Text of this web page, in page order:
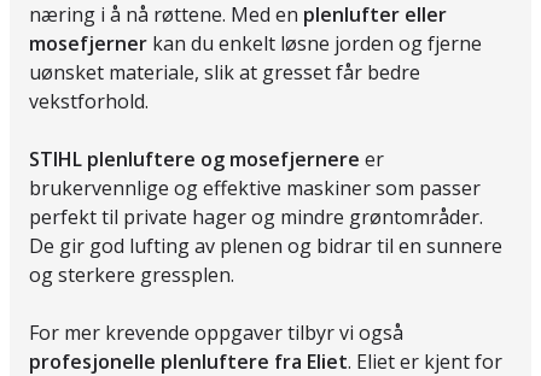
næring i å nå røttene. Med en plenlufter eller
mosefjerner kan du enkelt løsne jorden og fjerne
uønsket materiale, slik at gresset får bedre
vekstforhold.
STIHL plenluftere og mosefjernere er
brukervennlige og effektive maskiner som passer
perfekt til private hager og mindre grøntområder.
De gir god lufting av plenen og bidrar til en sunnere
og sterkere gressplen.
For mer krevende oppgaver tilbyr vi også
profesjonelle plenluftere fra Eliet. Eliet er kjent for